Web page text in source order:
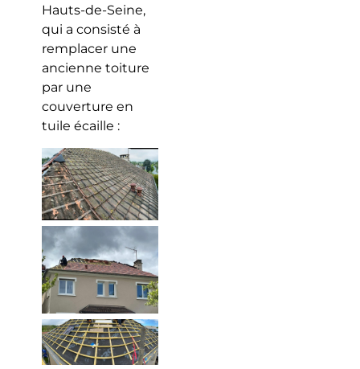
Hauts-de-Seine,
qui a consisté à
remplacer une
ancienne toiture
par une
couverture en
tuile écaille :